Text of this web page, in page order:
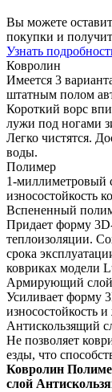
Вы можете
покупки и
Узнать
Ковролин
Имеется 3
штатным полом
Короткий ворс
лужи под ногами
Легко чистятся.
воды.
Полимер
1-миллиметровый
износостойкость
Вспененный
Придает форму
теплоизоляции.
срока
ковриках модели
Армирующий слой
Усиливает форму
износостойкость и
Антискользящий
Не позволяет
езды, что
Ковролин
слой